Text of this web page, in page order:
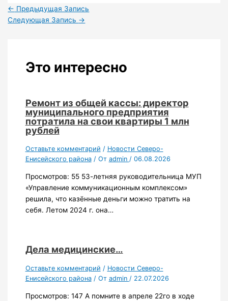
← Предыдущая Запись
Следующая Запись →
Это интересно
Ремонт из общей кассы: директор
муниципального предприятия
потратила на свои квартиры 1 млн
рублей
Оставьте комментарий / Новости Северо-
Енисейского района/ От admin / 06.08.2026
Просмотров: 55 53-летняя руководительница МУП
«Управление коммуникационным комплексом»
решила, что казённые деньги можно тратить на
себя. Летом 2024 г. она…
Дела медицинские…
Оставьте комментарий / Новости Северо-
Енисейского района/ От admin / 22.07.2026
Просмотров: 147 А помните в апреле 22го в ходе